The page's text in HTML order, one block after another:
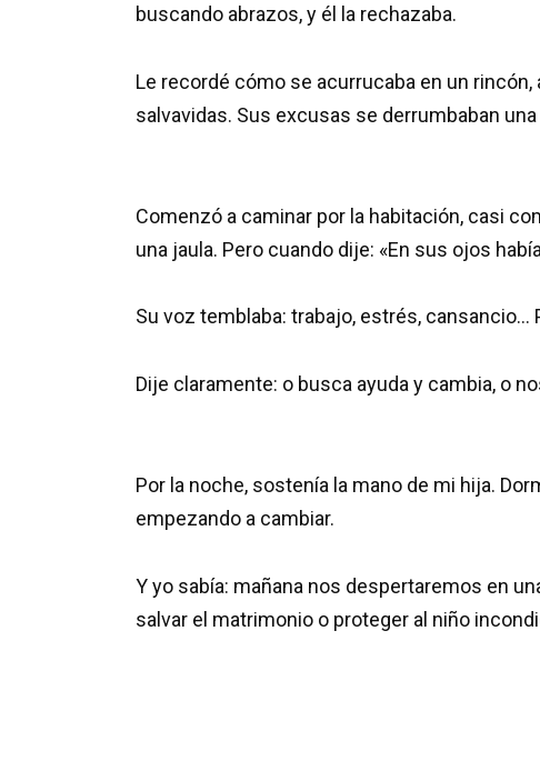
buscando abrazos, y él la rechazaba.
Le recordé cómo se acurrucaba en un
salvavidas. Sus excusas se derrumbaban
Comenzó a caminar por la habitación, casi
una jaula. Pero cuando dije: «En sus ojos
Su voz temblaba: trabajo, estrés, cansancio…
Dije claramente: o busca ayuda y cambia, o
Por la noche, sostenía la mano de mi hija.
empezando a cambiar.
Y yo sabía: mañana nos despertaremos en
salvar el matrimonio o proteger al niño